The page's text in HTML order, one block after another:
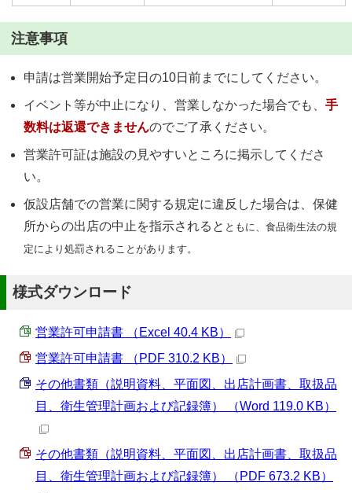
注意事項
申請は営業開始予定日の10日前までにしてください。
イベント等が中止になり、営業しなかった場合でも、 手
数料は返還できませんのでご了承ください。
営業許可証は施設の見やすいところに掲示してくださ
い。
仮設店舗での営業に関する規定に違反した場合は、保健
所からの出店の中止を指示されると ともに、食品衛生法の規
定により処罰されることがあります。
様式ダウンロード
営業許可申請書 （Excel 40.4 KB）
営業許可申請書 （PDF 310.2 KB）
その他書類（説明資料、平面図、出店計画書、取扱品
目、衛生管理計画および記録簿） （Word 119.0 KB）
その他書類（説明資料、平面図、出店計画書、取扱品
目、衛生管理計画および記録簿） （PDF 673.2 KB）